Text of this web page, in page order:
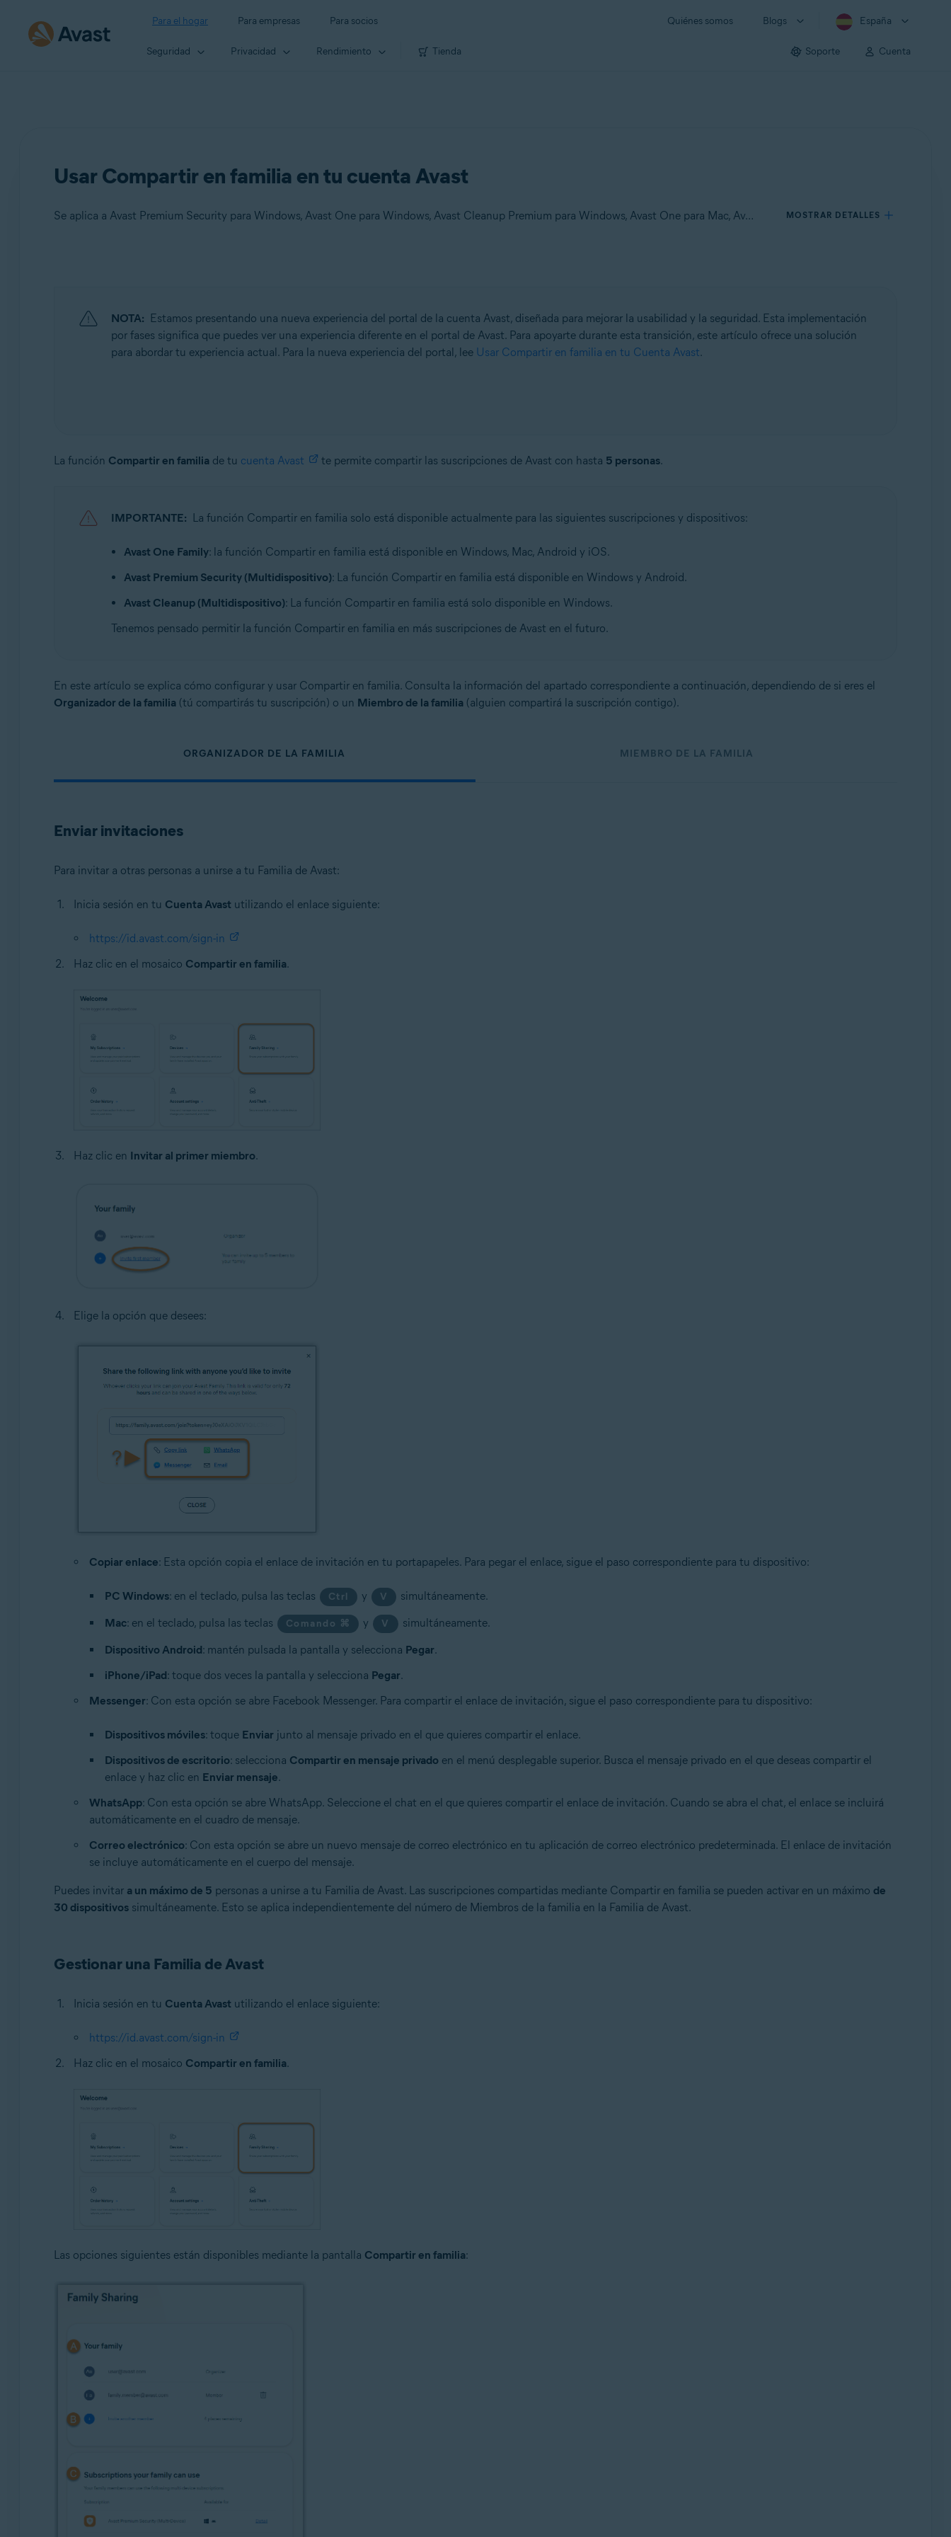
Para el hogar Para empresas Para socios Quiénes somos Blogs España
Seguridad Privacidad Rendimiento Tienda Soporte Cuenta
Usar Compartir en familia en tu cuenta Avast
Se aplica a Avast Premium Security para Windows, Avast One para Windows, Avast Cleanup Premium para Windows, Avast One para Mac, Avast Mobile Security Premium para Android, Avast One para Android, Avast One para iOS MOSTRAR DETALLES
Avast One 22.x para Windows
Avast Cleanup Premium 22.x para Windows
NOTA: Estamos presentando una nueva experiencia del portal de la cuenta Avast, diseñada para mejorar la usabilidad y la seguridad. Esta implementación
por fases significa que puedes ver una experiencia diferente en el portal de Avast. Para apoyarte durante esta transición, este artículo ofrece una solución
para abordar tu experiencia actual. Para la nueva experiencia del portal, lee Usar Compartir en familia en tu Cuenta Avast.
La función Compartir en familiade tu cuenta Avast te permite compartir las suscripciones de Avast con hasta 5 personas.
IMPORTANTE: La función Compartir en familia solo está disponible actualmente para las siguientes suscripciones y dispositivos:
Avast One Family: la función Compartir en familia está disponible en Windows, Mac, Android y iOS.
Avast Premium Security (Multidispositivo): La función Compartir en familia está disponible en Windows y Android.
Avast Cleanup (Multidispositivo): La función Compartir en familia está solo disponible en Windows.
Tenemos pensado permitir la función Compartir en familia en más suscripciones de Avast en el futuro.
En este artículo se explica cómo configurar y usar Compartir en familia. Consulta la información del apartado correspondiente a continuación, dependiendo de si eres el
Organizador de la familia(tú compartirás tu suscripción) o un Miembro de la familia(alguien compartirá la suscripción contigo).
ORGANIZADOR DE LA FAMILIA MIEMBRO DE LA FAMILIA
Enviar invitaciones
Para invitar a otras personas a unirse a tu Familia de Avast:
Inicia sesión en tu Cuenta Avast utilizando el enlace siguiente:
https://id.avast.com/sign-in
Haz clic en el mosaico Compartir en familia.
Haz clic en Invitar al primer miembro.
Elige la opción que desees:
Copiar enlace: Esta opción copia el enlace de invitación en tu portapapeles. Para pegar el enlace, sigue el paso correspondiente para tu dispositivo:
PC Windows: en el teclado, pulsa las teclas Ctrl y V
simultáneamente.
Mac: en el teclado, pulsa las teclas Comando ⌘ y V
simultáneamente.
Dispositivo Android: mantén pulsada la pantalla y selecciona Pegar.
iPhone/iPad: toque dos veces la pantalla y selecciona Pegar.
Messenger: Con esta opción se abre Facebook Messenger. Para compartir el enlace de invitación, sigue el paso correspondiente para tu dispositivo:
Dispositivos móviles: toque Enviar junto al mensaje privado en el que quieres compartir el enlace.
Dispositivos de escritorio: selecciona Compartir en mensaje privado en el menú desplegable superior. Busca el mensaje privado en el que deseas compartir el
enlace y haz clic en Enviar mensaje.
WhatsApp: Con esta opción se abre WhatsApp. Seleccione el chat en el que quieres compartir el enlace de invitación. Cuando se abra el chat, el enlace se incluirá
automáticamente en el cuadro de mensaje.
Correo electrónico: Con esta opción se abre un nuevo mensaje de correo electrónico en tu aplicación de correo electrónico predeterminada. El enlace de invitación
se incluye automáticamente en el cuerpo del mensaje.
Puedes invitar a un máximo de 5 personas a unirse a tu Familia de Avast. Las suscripciones compartidas mediante Compartir en familia se pueden activar en un máximo de
30 dispositivossimultáneamente. Esto se aplica independientemente del número de Miembros de la familia en la Familia de Avast.
Gestionar una Familia de Avast
Inicia sesión en tu Cuenta Avast utilizando el enlace siguiente:
https://id.avast.com/sign-in
Haz clic en el mosaico Compartir en familia.
Las opciones siguientes están disponibles mediante la pantalla Compartir en familia: